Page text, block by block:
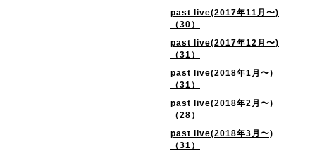
past live(2017年11月〜)
（30）
past live(2017年12月〜)
（31）
past live(2018年1月〜)
（31）
past live(2018年2月〜)
（28）
past live(2018年3月〜)
（31）